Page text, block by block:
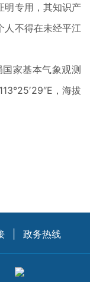
专用，其知识产
人不得在未经平江
家基本气象观测
，海拔
政务热线